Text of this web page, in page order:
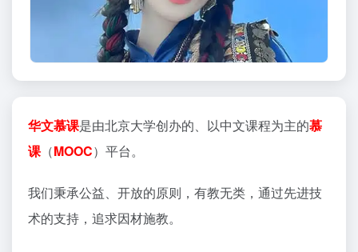
华文慕课是由北京大学创办的、以中文课程为主的慕
课 （MOOC）平台。
我们秉承公益、开放的原则，有教无类，通过先进技
术的支持，追求因材施教。